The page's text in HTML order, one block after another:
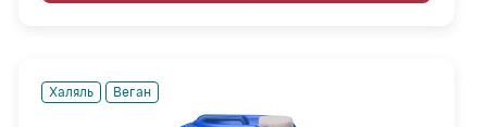
Халяль Веган